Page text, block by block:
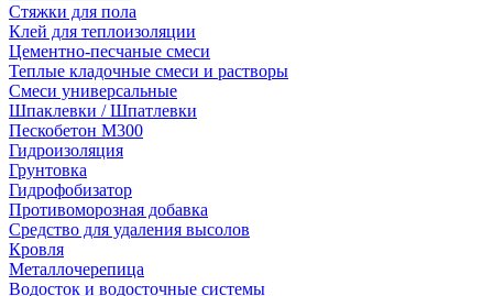
Стяжки для пола
Клей для теплоизоляции
Цементно-песчаные смеси
Теплые кладочные смеси и растворы
Смеси универсальные
Шпаклевки / Шпатлевки
Пескобетон М300
Гидроизоляция
Грунтовка
Гидрофобизатор
Противоморозная добавка
Средство для удаления высолов
Кровля
Металлочерепица
Водосток и водосточные системы